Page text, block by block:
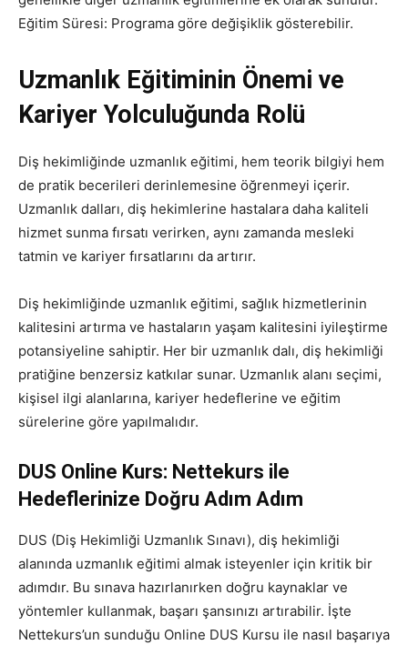
Eğitim Süresi: Programa göre değişiklik gösterebilir.
Uzmanlık Eğitiminin Önemi ve
Kariyer Yolculuğunda Rolü
Diş hekimliğinde uzmanlık eğitimi, hem teorik bilgiyi hem
de pratik becerileri derinlemesine öğrenmeyi içerir.
Uzmanlık dalları, diş hekimlerine hastalara daha kaliteli
hizmet sunma fırsatı verirken, aynı zamanda mesleki
tatmin ve kariyer fırsatlarını da artırır.
Diş hekimliğinde uzmanlık eğitimi, sağlık hizmetlerinin
kalitesini artırma ve hastaların yaşam kalitesini iyileştirme
potansiyeline sahiptir. Her bir uzmanlık dalı, diş hekimliği
pratiğine benzersiz katkılar sunar. Uzmanlık alanı seçimi,
kişisel ilgi alanlarına, kariyer hedeflerine ve eğitim
sürelerine göre yapılmalıdır.
DUS Online Kurs: Nettekurs ile
Hedeflerinize Doğru Adım Adım
DUS (Diş Hekimliği Uzmanlık Sınavı), diş hekimliği
alanında uzmanlık eğitimi almak isteyenler için kritik bir
adımdır. Bu sınava hazırlanırken doğru kaynaklar ve
yöntemler kullanmak, başarı şansınızı artırabilir. İşte
Nettekurs’un sunduğu Online DUS Kursu ile nasıl başarıya